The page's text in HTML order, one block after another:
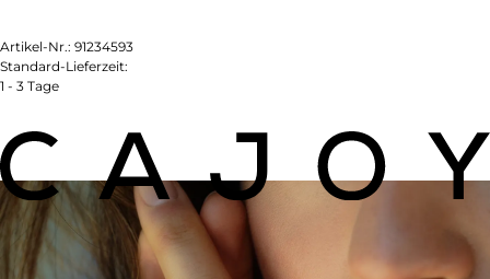
Artikel-Nr.: 91234593
Standard-Lieferzeit:
1 - 3 Tage